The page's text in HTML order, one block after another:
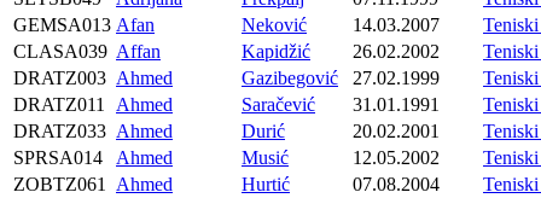
GEMSA013 Afan Neković 14.03.2007
CLASA039 Affan Kapidžić 26.02.2002
DRATZ003 Ahmed Gazibegović 27.02.1999
DRATZ011
Ahmed Saračević 31.01.1991
DRATZ033 Ahmed Durić 20.02.2001
SPRSA014
Ahmed Musić 12.05.2002
ZOBTZ061
Ahmed Hurtić 07.08.2004